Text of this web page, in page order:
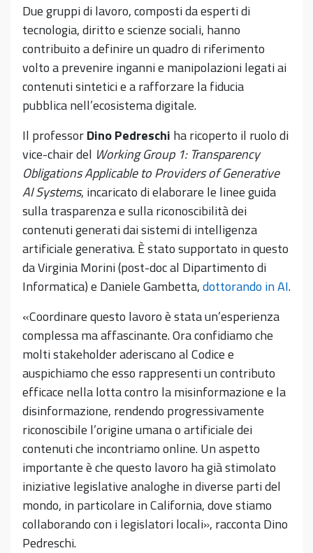
Due gruppi di lavoro, composti da esperti di
tecnologia, diritto e scienze sociali, hanno
contribuito a definire un quadro di riferimento
volto a prevenire inganni e manipolazioni legati ai
contenuti sintetici e a rafforzare la fiducia
pubblica nell’ecosistema digitale.
Il professorDino Pedreschi ha ricoperto il ruolo di
vice-chair del Working Group 1: Transparency
Obligations Applicable to Providers of Generative
AI Systems, incaricato di elaborare le linee guida
sulla trasparenza e sulla riconoscibilità dei
contenuti generati dai sistemi di intelligenza
artificiale generativa. È stato supportato in questo
da Virginia Morini (post-doc al Dipartimento di
Informatica) e Daniele Gambetta,dottorando in AI.
«Coordinare questo lavoro è stata un’esperienza
complessa ma affascinante. Ora confidiamo che
molti stakeholder aderiscano al Codice e
auspichiamo che esso rappresenti un contributo
efficace nella lotta contro la misinformazione e la
disinformazione, rendendo progressivamente
riconoscibile l’origine umana o artificiale dei
contenuti che incontriamo online. Un aspetto
importante è che questo lavoro ha già stimolato
iniziative legislative analoghe in diverse parti del
mondo, in particolare in California, dove stiamo
collaborando con i legislatori locali», racconta Dino
Pedreschi.